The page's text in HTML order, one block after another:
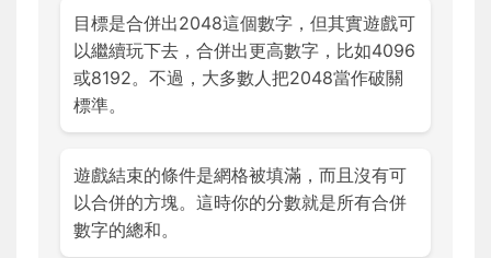
目標是合併出2048這個數字，但其實遊戲可
以繼續玩下去，合併出更高數字，比如4096
或8192。不過，大多數人把2048當作破關
標準。
遊戲結束的條件是網格被填滿，而且沒有可
以合併的方塊。這時你的分數就是所有合併
數字的總和。